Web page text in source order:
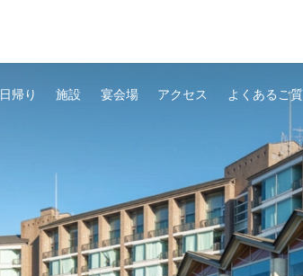
日帰り 施設 宴会場 アクセス よくあるご